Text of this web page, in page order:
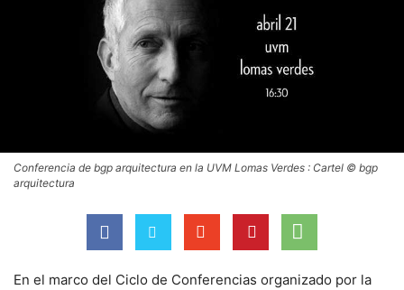
Conferencia de bgp arquitectura en la UVM Lomas Verdes : Cartel © bgp
arquitectura
En el marco del Ciclo de Conferencias organizado por la